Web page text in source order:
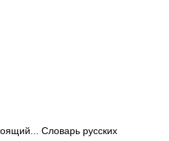
Словарь русских